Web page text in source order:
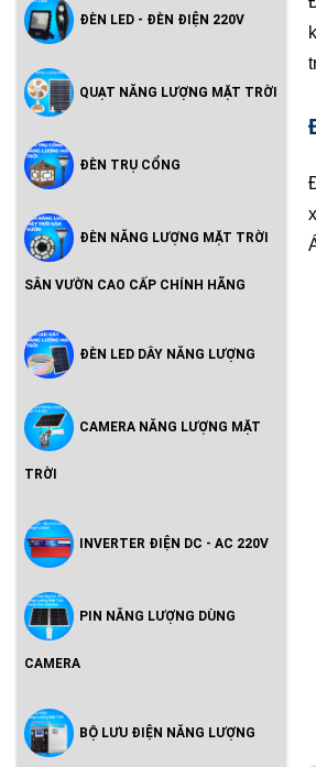
Vườn Cao Cấp Chính Hãng
ĐÈN LED - ĐÈN ĐIỆN 220V
Hoàng Quốc Bảo - Độ Sáng Cao,
QUẠT NĂNG LƯỢNG MẶT TRỜI
ĐÈN TRỤ CỔNG
ĐÈN NĂNG LƯỢNG MẶT TRỜI
SÂN VƯỜN CAO CẤP CHÍNH HÃNG
ĐÈN LED DÂY NĂNG LƯỢNG
CAMERA NĂNG LƯỢNG MẶT
TRỜI
INVERTER ĐIỆN DC - AC 220V
PIN NĂNG LƯỢNG DÙNG
CAMERA
BỘ LƯU ĐIỆN NĂNG LƯỢNG